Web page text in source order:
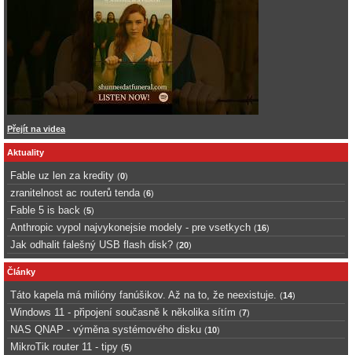
Přejít na videa
Aktuality
Fable uz len za kredity (0)
zranitelnost ac routerů tenda (6)
Fable 5 is back (5)
Anthropic vypol najvykonejsie modely - pre vsetkych (16)
Jak odhalit falešný USB flash disk? (20)
Články
Táto kapela má milióny fanúšikov. Až na to, že neexistuje. (14)
Windows 11 - připojení současně k několika sítím (7)
NAS QNAP - výměna systémového disku (10)
MikroTik router 11 - tipy (5)